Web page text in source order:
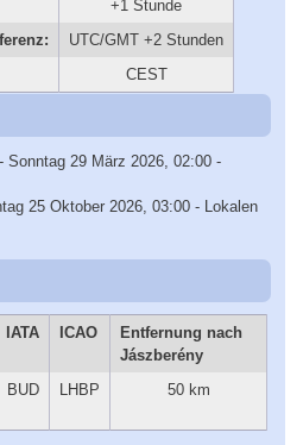
+1 Stunde
UTC/GMT +2 Stunden
CEST
Sonntag 29 März 2026, 02:00 -
25 Oktober 2026, 03:00 - Lokalen
IATA ICAO
Entfernung nach
Jászberény
BUD LHBP 50 km